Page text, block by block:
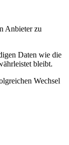
Anbieter zu
Daten wie die
bleibt.
Wechsel